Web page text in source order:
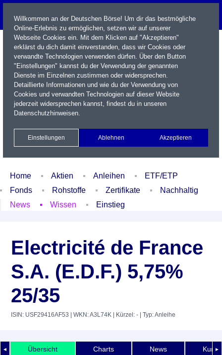
Name / WKN / ISIN / Kürzel
Xetra Realtime
Watchlist Portfolio Login
Home Aktien Anleihen
ETF/ETP
Fonds
Rohstoffe Zertifikate
Nachhaltig
News
Wissen Einstieg
Electricité de France
S.A. (E.D.F.) 5,75%
25/35
ISIN: USF29416AF53 | WKN: A3L74K | Kürzel: - | Typ: Anleihe
◄ ►
Übersicht Charts News
Willkommen an der Deutschen Börse! Um dir das bestmögliche
Online-Erlebnis zu ermöglichen, setzen wir auf unserer
Webseite Cookies ein. Mit dem Klicken auf "Akzeptieren"
erklärst du dich damit einverstanden, dass wir Cookies oder
verwandte Technologien verwenden dürfen. Über den Button
"Einstellungen" kannst du der Verwendung der genannten
Dienste im Einzelnen zustimmen oder widersprechen.
Detaillierte Informationen und wie du der Verwendung von
Cookies und verwandten Technologien auf dieser Website
jederzeit widersprechen kannst, findest du in unseren
Datenschutzhinweisen.
Einstellungen Ablehnen Akzeptieren